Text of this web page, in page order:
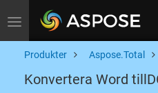
Toggle navigation
Produkter Aspose.Total
Konvertera Word